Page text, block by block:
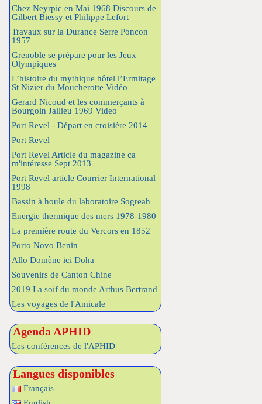
Chez Neyrpic en Mai 1968 Discours de
Gilbert Biessy et Philippe Lefort
Travaux sur la Durance Serre Poncon
1957
Grenoble se prépare pour les Jeux
Olympiques
L’histoire du mythique hôtel l’Ermitage
St Nizier du Moucherotte Vidéo
Gerard Nicoud et les commerçants à
Bourgoin Jallieu 1969 Video
Port Revel - Départ en croisière 2014
Port Revel
Port Revel Article du magazine ça
m'intéresse Sept 2013
Port Revel article Courrier International
1998
Bassin à houle du laboratoire Sogreah
Energie thermique des mers 1978-1980
La première route du Vercors en 1852
Porto Novo Benin
Allo Domène ici Doha
Souvenirs de Canton Chine
2019 La soif du monde Arthus Bertrand
Les voyages de l'Amicale
Agenda APHID
Les conférences de l'APHID
Langues disponibles
Français